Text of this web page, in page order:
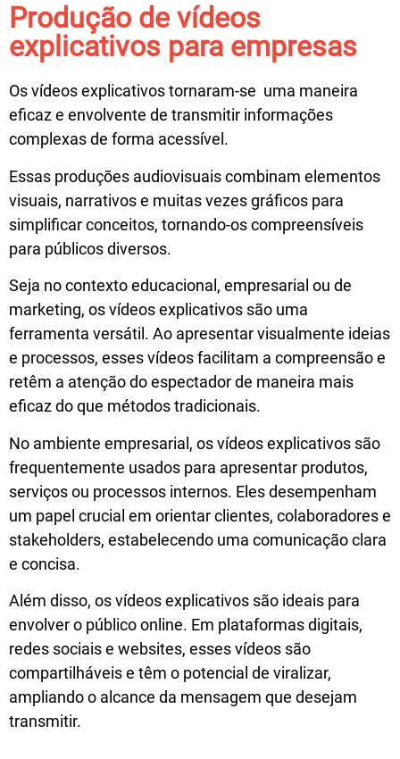
Produção de vídeos
explicativos para empresas
Os vídeos explicativos tornaram-se uma maneira
eficaz e envolvente de transmitir informações
complexas de forma acessível.
Essas produções audiovisuais combinam elementos
visuais, narrativos e muitas vezes gráficos para
simplificar conceitos, tornando-os compreensíveis
para públicos diversos.
Seja no contexto educacional, empresarial ou de
marketing, os vídeos explicativos são uma
ferramenta versátil. Ao apresentar visualmente ideias
e processos, esses vídeos facilitam a compreensão e
retêm a atenção do espectador de maneira mais
eficaz do que métodos tradicionais.
No ambiente empresarial, os vídeos explicativos são
frequentemente usados para apresentar produtos,
serviços ou processos internos. Eles desempenham
um papel crucial em orientar clientes, colaboradores e
stakeholders, estabelecendo uma comunicação clara
e concisa.
Além disso, os vídeos explicativos são ideais para
envolver o público online. Em plataformas digitais,
redes sociais e websites, esses vídeos são
compartilháveis e têm o potencial de viralizar,
ampliando o alcance da mensagem que desejam
transmitir.